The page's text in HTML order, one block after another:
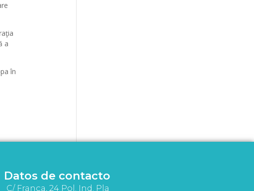
a
în
Datos de contacto
C/ França, 24 Pol. Ind. Pla